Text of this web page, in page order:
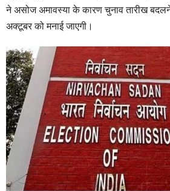
ने असोज अमावस्या के कारण चुनाव तारीख
अक्टूबर को मनाई जाएगी।